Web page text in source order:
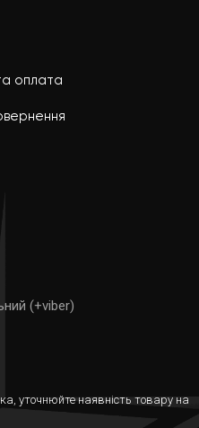
оплата
(+viber)
уточнюйте наявність товару на